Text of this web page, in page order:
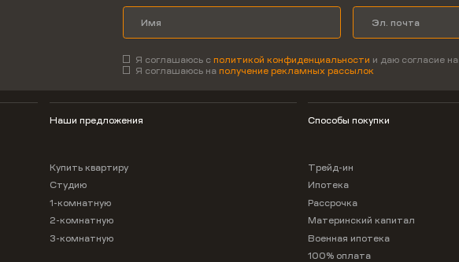
Я соглашаюсь сполитикой конфиденциальности и даю согласие на
Я соглашаюсь наполучение рекламных рассылок
Наши предложения
Купить квартиру
Студию
1-комнатную
2-комнатную
3-комнатную
Способы покупки
Трейд-ин
Ипотека
Рассрочка
Материнский капитал
Военная ипотека
100% оплата